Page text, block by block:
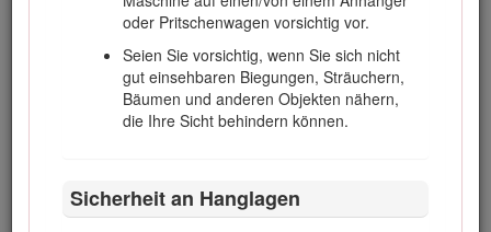
oder Pritschenwagen vorsichtig vor.
Seien Sie vorsichtig, wenn Sie sich nicht
gut einsehbaren Biegungen, Sträuchern,
Bäumen und anderen Objekten nähern,
die Ihre Sicht behindern können.
Sicherheit an Hanglagen
Schutzblechen und ohne angebrachte
sicher, dass alle Sicherheitsschalter montiert,
richtig eingestellt und funktionsfähig sind.
Verändern Sie nie die Einstellungen des
Vor dem Verlassen der Bedienerposition: